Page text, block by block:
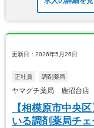
更新日：2026年5月26日
正社員 調剤薬局
ヤマグチ薬局 鹿沼台店
【相模原市中央
いる調剤薬局チェ